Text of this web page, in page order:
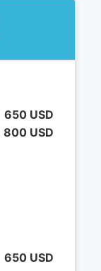
650 USD
800 USD
650 USD